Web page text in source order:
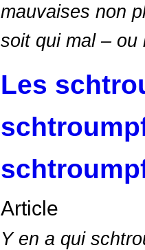
mauvaises non
soit qui mal –
Les
Article
Y en a qui